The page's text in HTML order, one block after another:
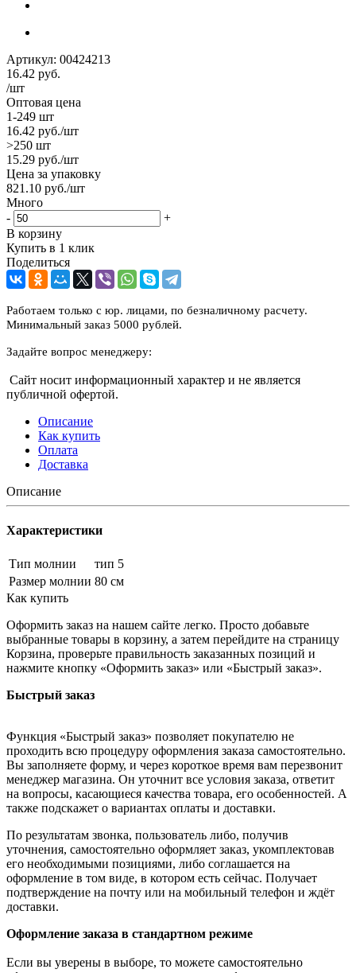
Артикул: 00424213
16.42 руб.
/шт
Оптовая цена
1-249 шт
16.42 руб./шт
>250 шт
15.29 руб./шт
Цена за упаковку
821.10 руб./шт
Много
-
+
В корзину
Купить в 1 клик
Поделиться
Работаем только с юр. лицами, по безналичному расчету.
Минимальный заказ 5000 рублей.
Задайте вопрос менеджеру:
Сайт носит информационный характер и не является
публичной офертой.
Описание
Как купить
Оплата
Доставка
Описание
Характеристики
Тип молнии
тип 5
Размер молнии 80 см
Как купить
Оформить заказ на нашем сайте легко. Просто добавьте
выбранные товары в корзину, а затем перейдите на страницу
Корзина, проверьте правильность заказанных позиций и
нажмите кнопку «Оформить заказ» или «Быстрый заказ».
Быстрый заказ
Функция «Быстрый заказ» позволяет покупателю не
проходить всю процедуру оформления заказа самостоятельно.
Вы заполняете форму, и через короткое время вам перезвонит
менеджер магазина. Он уточнит все условия заказа, ответит
на вопросы, касающиеся качества товара, его особенностей. А
также подскажет о вариантах оплаты и доставки.
По результатам звонка, пользователь либо, получив
уточнения, самостоятельно оформляет заказ, укомплектовав
его необходимыми позициями, либо соглашается на
оформление в том виде, в котором есть сейчас. Получает
подтверждение на почту или на мобильный телефон и ждёт
доставки.
Оформление заказа в стандартном режиме
Если вы уверены в выборе, то можете самостоятельно